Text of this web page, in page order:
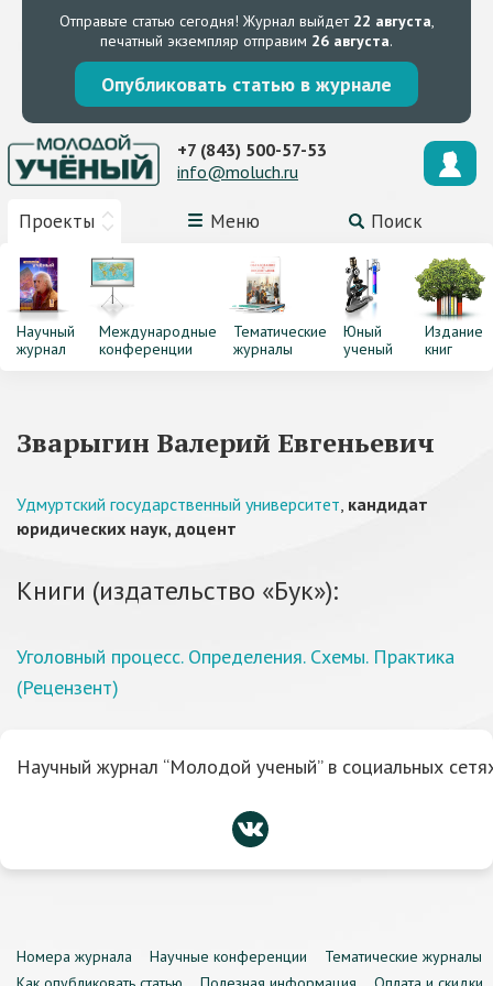
Отправьте статью сегодня! Журнал выйдет 22 августа,
печатный экземпляр отправим 26 августа.
Опубликовать статью в журнале
Проекты Меню Поиск
+7 (843) 500-57-53
info@moluch.ru
Научный
журнал
Международные
конференции
Тематические
журналы
Юный
ученый
Издание
книг
Зварыгин Валерий Евгеньевич
Удмуртский государственный университет, кандидат
юридических наук, доцент
Книги (издательство «Бук»):
Уголовный процесс. Определения. Схемы. Практика
(Рецензент)
Научный журнал “Молодой ученый” в социальных
Номера журнала Научные конференции
Тематические журналы